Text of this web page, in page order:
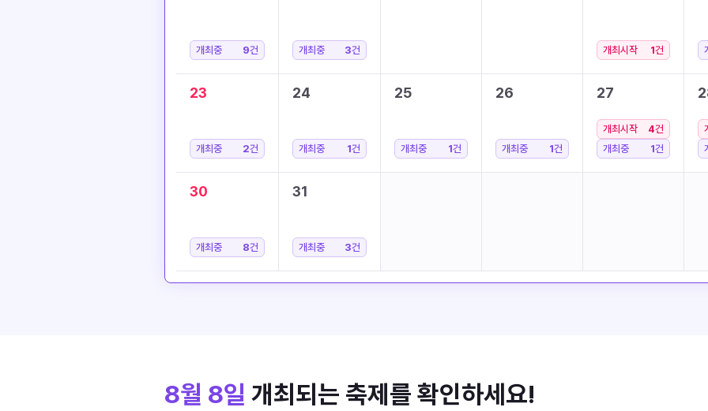
개최중 9건 개최중 3건 개최시작 1건
23
개최중 2건
24
개최중 1건
25
개최중 1건
26
개최중 1건
27
개최시작 4건
개최중
1건
30
개최중 8건
31
개최중 3건
8월 8일 개최되는 축제를 확인하세요!